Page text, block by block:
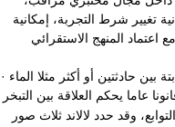
تغيير شرط التجربة، إمكانية
المنهج الاستقرائي
· القانون : يؤكد أجيست كونت أن القانون هو العلاقة الثابتة بين حادثتين أو أكثر مثلا الماء
عاما يحكم العلاقة بين التبخر
وقد حدد لالاند ثلاث صور